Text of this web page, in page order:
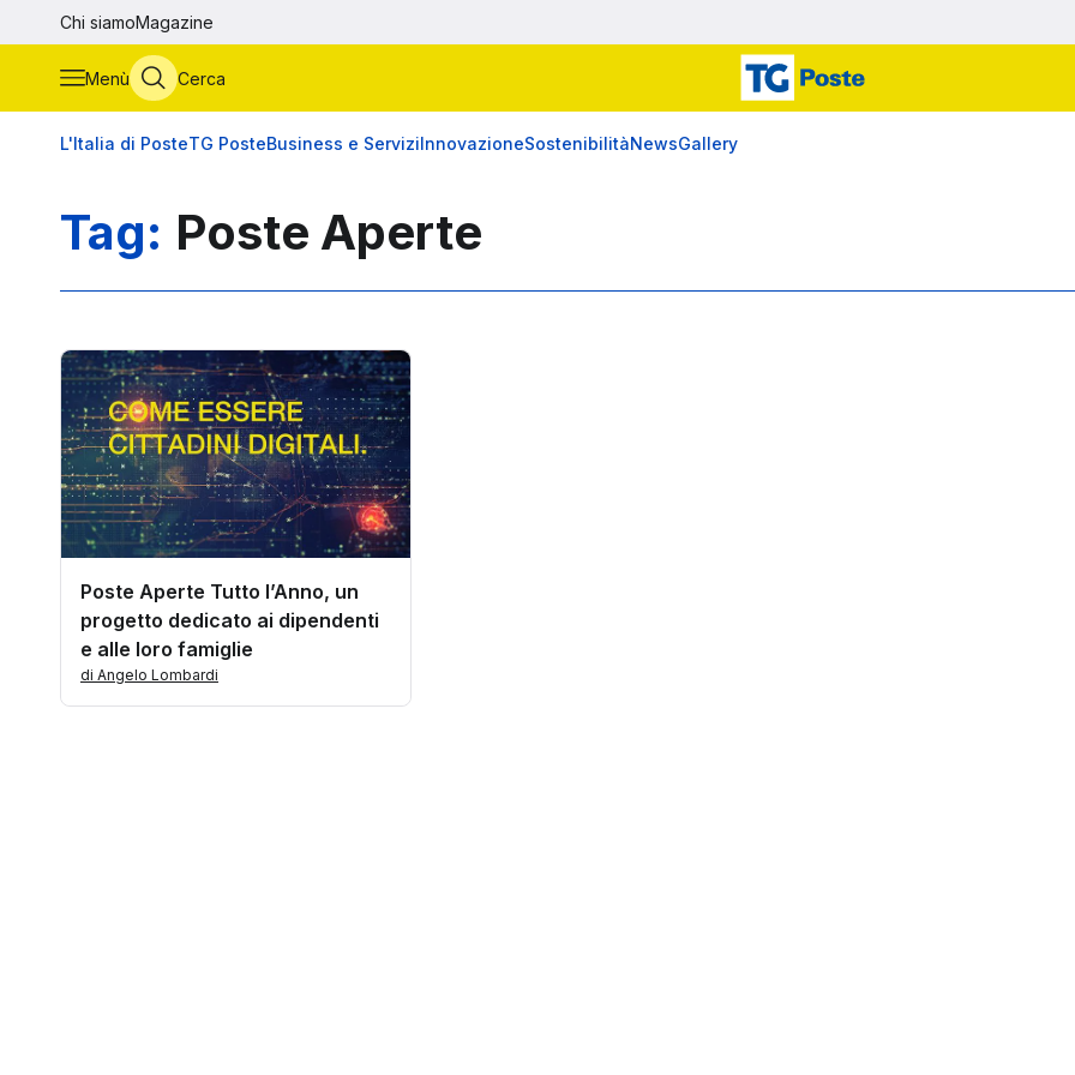
Vai al contenuto principale
Chi siamoMagazine
Menù Cerca
L'Italia di PosteTG PosteBusiness e ServiziInnovazioneSostenibilitàNewsGallery
Tag: Poste Aperte
Poste Aperte Tutto l’Anno, un
progetto dedicato ai dipendenti
e alle loro famiglie
di Angelo Lombardi